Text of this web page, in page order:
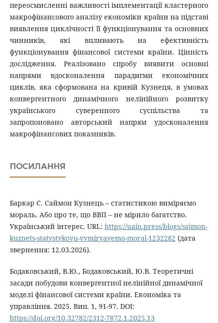
переосмисленні важливості імплементації кластерного
макрофінансового аналізу економіки країни на підставі
виявлення циклічності її функціонування та основних
чинників, які впливають на ефективність
функціонування фінансової системи країни. Цінність
дослідження. Реалізовано спробу виявити основні
напрями вдосконалення парадигми економічних
циклів, яка сформована на кривій Кузнеця, в умовах
конвергентного динамічного нелінійного розвитку
українського суверенного суспільства та
запропоновано авторський напрям удосконалення
макрофінансових показників.
ПОСИЛАННЯ
Баркар С. Саймон Кузнець – статистикою виміряємо
мораль. Або про те, що ВВП – не мірило багатство.
Український інтерес. URL: https://uain.press/blogs/sajmon-
kuznets-statystykoyu-vymiryayemo-moral-1232282 (дата
звернення: 12.03.2026).
Бодаковський, В.Ю., Бодаковський, Ю.В. Теоретичні
засади побудови конвергентної нелінійної динамічної
моделі фінансової системи країни. Економіка та
управління. 2025. Вип. 1, 91-97. DOI:
https://doi.org/10.32782/2312-7872.1.2025.13